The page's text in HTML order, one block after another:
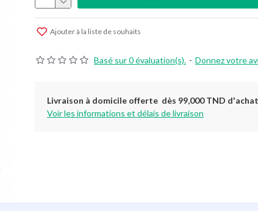
Basé sur 0 évaluation(s). - Donnez votre
Ajouter à la liste de souhaits
Livraison à domicile offerte dès 99,000 TND
Voir les informations et délais de livraison